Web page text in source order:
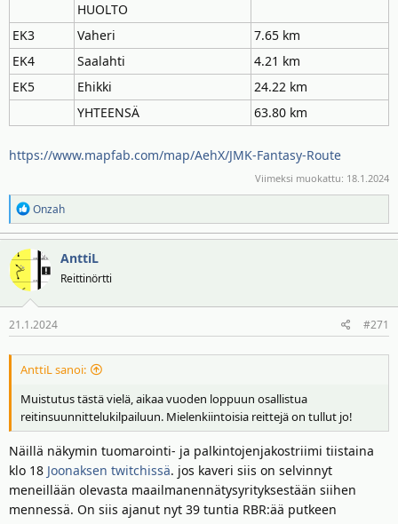
HUOLTO
EK3
Vaheri
7.65 km
EK4
Saalahti
4.21 km
EK5
Ehikki
24.22 km
YHTEENSÄ
63.80 km
https://www.mapfab.com/map/AehX/JMK-Fantasy-Route
Viimeksi muokattu: 18.1.2024
R
e
a
k
o
t
Onzah
AnttiL
Reittinörtti
21.1.2024 #271
AnttiL sanoi:
Muistutus tästä vielä, aikaa vuoden loppuun osallistua
reitinsuunnittelukilpailuun. Mielenkiintoisia reittejä on tullut jo!
Näillä näkymin tuomarointi- ja palkintojenjakostriimi tiistaina
klo 18 Joonaksen twitchissä. jos kaveri siis on selvinnyt
meneillään olevasta maailmanennätysyrityksestään siihen
mennessä. On siis ajanut nyt 39 tuntia RBR:ää putkeen